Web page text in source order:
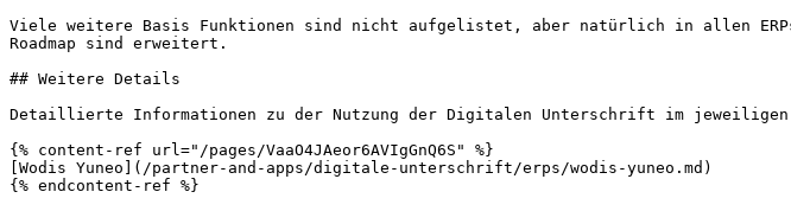
Viele weitere Basis Funktionen sind nicht aufgelistet, aber natürlich in allen
Roadmap sind erweitert.
## Weitere Details
Detaillierte Informationen zu der Nutzung der Digitalen Unterschrift im jeweiligen
{% content-ref url="/pages/VaaO4JAeor6AVIgGnQ6S" %}
[Wodis Yuneo](/partner-and-apps/digitale-unterschrift/erps/wodis-yuneo.md)
{% endcontent-ref %}